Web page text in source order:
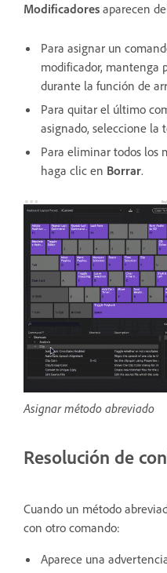
Modificadores aparecen
Para asignar un
modificador, mantenga
durante la función de
Para quitar el último
asignado, seleccione la
Para eliminar todos los
haga clic en Borrar.
Asignar método abreviado
Resolución de
Cuando un método
con otro comando:
Aparece una